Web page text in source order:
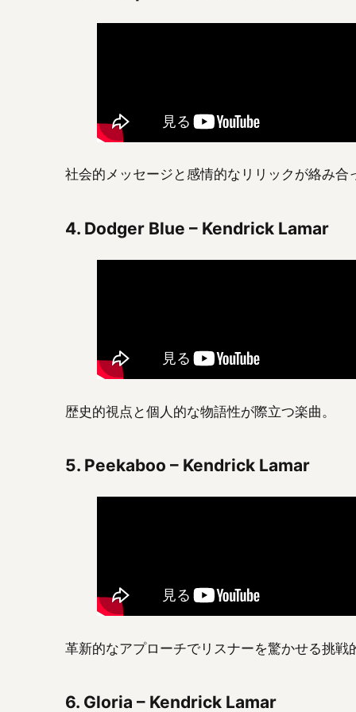
社会的メッセージと感情的なリリックが絡み合
4. Dodger Blue – Kendrick Lamar
歴史的視点と個人的な物語性が際立つ楽曲。
5. Peekaboo – Kendrick Lamar
革新的なアプローチでリスナーを驚かせる挑戦
6. Gloria – Kendrick Lamar